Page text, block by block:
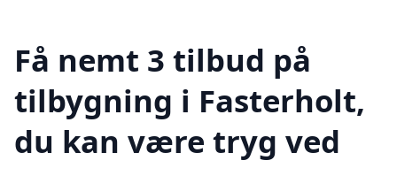
Få nemt 3 tilbud på
tilbygning i Fasterholt,
du kan være tryg ved